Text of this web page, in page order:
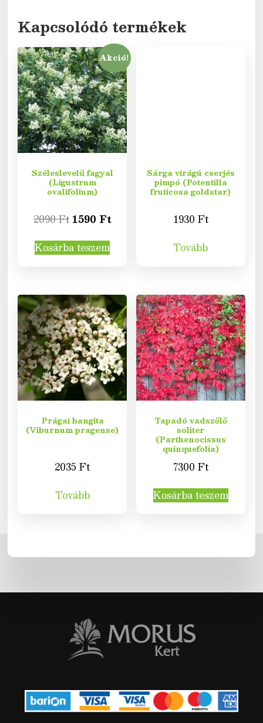
Kapcsolódó termékek
Akció!
Széleslevelű fagyal
(Ligustrum
ovalifolium)
2090Ft1590 Ft
Kosárba teszem
Sárga virágú cserjés
pimpó (Potentilla
fruticosa goldstar)
1930 Ft
Tovább
Prágai bangita
(Viburnum pragense)
2035Ft
Tovább
Tapadó vadszőlő
soliter
(Parthenocissus
quinquefolia)
7300 Ft
Kosárba teszem